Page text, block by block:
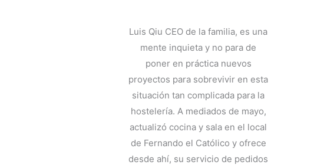
Luis Qiu CEO de la familia, es una
mente inquieta y no para de
poner en práctica nuevos
proyectos para sobrevivir en esta
situación tan complicada para la
hostelería. A mediados de mayo,
actualizó cocina y sala en el local
de Fernando el Católico y ofrece
desde ahí, su servicio de pedidos